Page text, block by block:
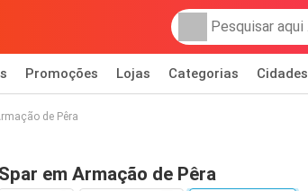
Promoções Lojas Categorias Cidades
de Pêra
Spar em Armação de Pêra